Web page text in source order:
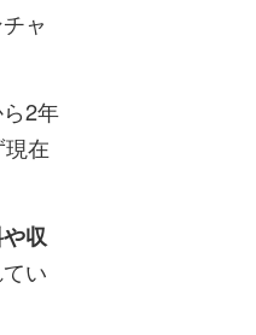
ャ
2年
在
収
い